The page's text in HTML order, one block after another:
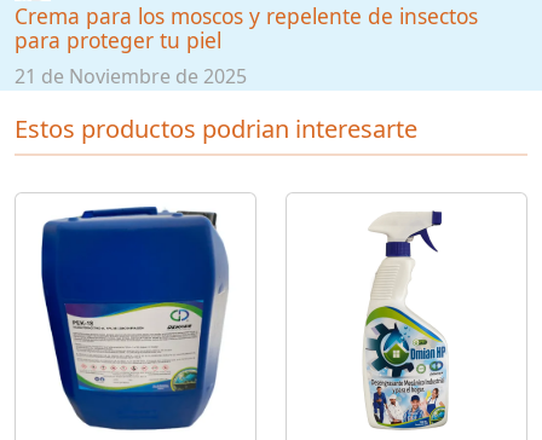
Crema para los moscos y repelente de insectos
para proteger tu piel
21 de Noviembre de 2025
Estos productos podrian interesarte